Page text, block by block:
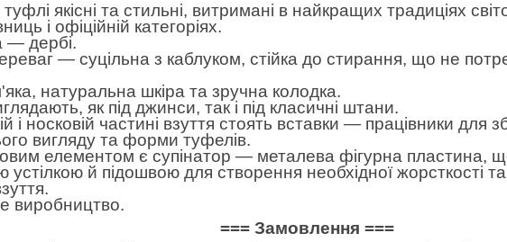
якісні та стильні, витримані в найкращих традиціях
і офіційній категоріях.
— дербі.
— суцільна з каблуком, стійка до стирання, що не
натуральна шкіра та зручна колодка.
як під джинси, так і під класичні штани.
і носковій частині взуття стоять вставки — працівники для
вигляду та форми туфелів.
елементом є супінатор — металева фігурна пластина,
устілкою й підошвою для створення необхідної жорсткості та
виробництво.
=== Замовлення ===